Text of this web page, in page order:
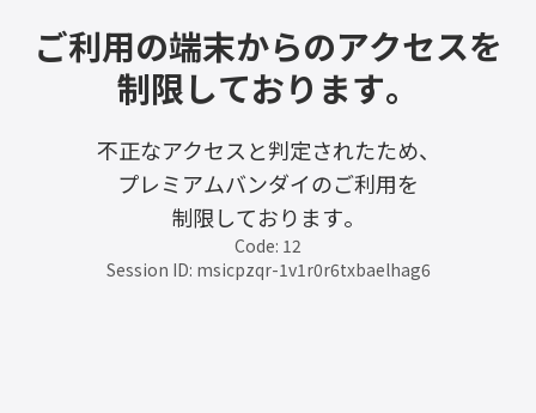
ご利用の端末からのアクセスを
制限しております。
不正なアクセスと判定されたため、
プレミアムバンダイのご利用を
制限しております。
Code: 12
Session ID: msicpzqr-1v1r0r6txbaelhag6